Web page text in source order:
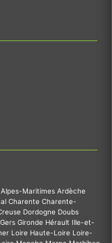
Alpes-Maritimes Ardèche
Charente Charente-
Dordogne Doubs
Gers Gironde Hérault Ille-et-
Loire Haute-Loire Loire-